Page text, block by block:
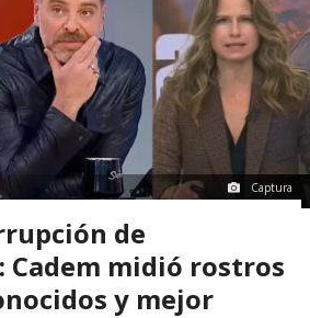
Captura
de
Cadem midió rostros
y mejor